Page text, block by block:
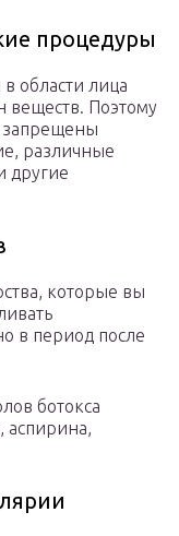
процедуры
области лица
веществ. Поэтому
запрещены
различные
другие
которые вы
в период после
ботокса
аспирина,